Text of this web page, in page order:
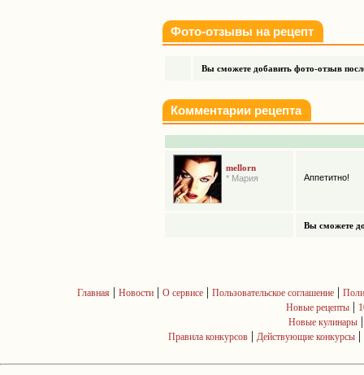
Фото-отзывы на рецепт
Вы сможете добавить фото-отзыв
Комментарии рецепта
mellorn
* Мария
Аппетитно!
Вы сможете
Главная | Новости| О сервисе| Пользовательское соглашение|
Новые рецепты |
Новые кулинары
Правила конкурсов | Действующие конкурсы |